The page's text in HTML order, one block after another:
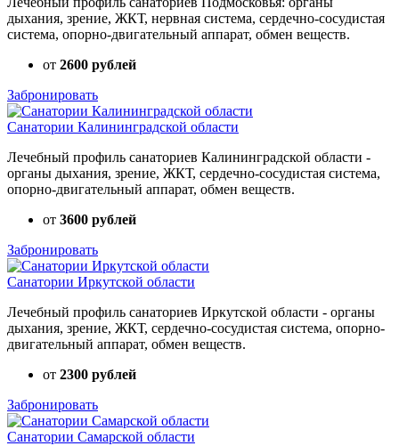
дыхания, зрение, ЖКТ, нервная система, сердечно-сосудистая
система, опорно-двигательный аппарат, обмен веществ.
от 2600 рублей
Забронировать
Санатории Калининградской области
Лечебный профиль санаториев Калининградской области -
органы дыхания, зрение, ЖКТ, сердечно-сосудистая система,
опорно-двигательный аппарат, обмен веществ.
от 3600 рублей
Забронировать
Санатории Иркутской области
Лечебный профиль санаториев Иркутской области - органы
дыхания, зрение, ЖКТ, сердечно-сосудистая система, опорно-
двигательный аппарат, обмен веществ.
от 2300 рублей
Забронировать
Санатории Самарской области